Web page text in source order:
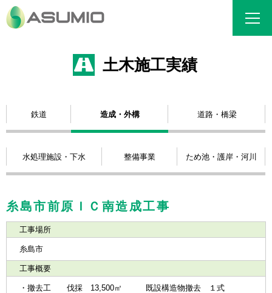
土木施工実績
鉄道 造成・外構 道路・橋梁
水処理施設・下水 整備事業 ため池・護岸・河川
糸島市前原ＩＣ南造成工事
工事場所
糸島市
工事概要
・撤去工 伐採 13,500㎡ 既設構造物撤去 １式